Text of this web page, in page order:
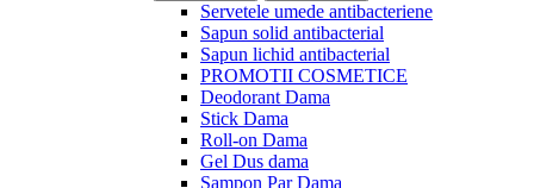
Servetele umede antibacteriene
Sapun solid antibacterial
Sapun lichid antibacterial
PROMOTII COSMETICE
Deodorant Dama
Stick Dama
Roll-on Dama
Gel Dus dama
Sampon Par Dama